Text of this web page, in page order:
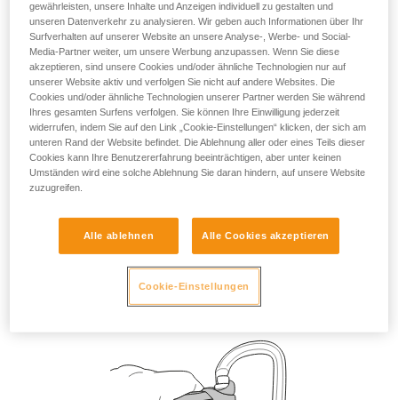
gewährleisten, unsere Inhalte und Anzeigen individuell zu gestalten und
unseren Datenverkehr zu analysieren. Wir geben auch Informationen über Ihr
Surfverhalten auf unserer Website an unsere Analyse-, Werbe- und Social-
Media-Partner weiter, um unsere Werbung anzupassen. Wenn Sie diese
akzeptieren, sind unsere Cookies und/oder ähnliche Technologien nur auf
unserer Website aktiv und verfolgen Sie nicht auf andere Websites. Die
Cookies und/oder ähnliche Technologien unserer Partner werden Sie während
Ihres gesamten Surfens verfolgen. Sie können Ihre Einwilligung jederzeit
widerrufen, indem Sie auf den Link „Cookie-Einstellungen“ klicken, der sich am
unteren Rand der Website befindet. Die Ablehnung aller oder eines Teils dieser
Cookies kann Ihre Benutzererfahrung beeinträchtigen, aber unter keinen
Umständen wird eine solche Ablehnung Sie daran hindern, auf unsere Website
zuzugreifen.
Alle ablehnen Alle Cookies akzeptieren
Cookie-Einstellungen